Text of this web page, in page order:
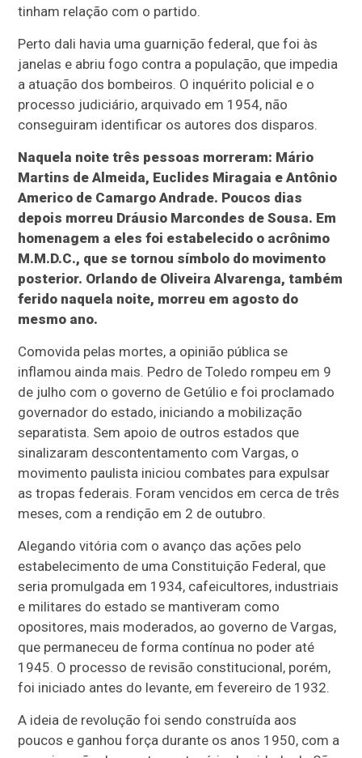
tinham relação com o partido.
Perto dali havia uma guarnição federal, que foi às
janelas e abriu fogo contra a população, que impedia
a atuação dos bombeiros. O inquérito policial e o
processo judiciário, arquivado em 1954, não
conseguiram identificar os autores dos disparos.
Naquela noite três pessoas morreram: Mário
Martins de Almeida, Euclides Miragaia e Antônio
Americo de Camargo Andrade. Poucos dias
depois morreu Dráusio Marcondes de Sousa. Em
homenagem a eles foi estabelecido o acrônimo
M.M.D.C., que se tornou símbolo do movimento
posterior. Orlando de Oliveira Alvarenga, também
ferido naquela noite, morreu em agosto do
mesmo ano.
Comovida pelas mortes, a opinião pública se
inflamou ainda mais. Pedro de Toledo rompeu em 9
de julho com o governo de Getúlio e foi proclamado
governador do estado, iniciando a mobilização
separatista. Sem apoio de outros estados que
sinalizaram descontentamento com Vargas, o
movimento paulista iniciou combates para expulsar
as tropas federais. Foram vencidos em cerca de três
meses, com a rendição em 2 de outubro.
Alegando vitória com o avanço das ações pelo
estabelecimento de uma Constituição Federal, que
seria promulgada em 1934, cafeicultores, industriais
e militares do estado se mantiveram como
opositores, mais moderados, ao governo de Vargas,
que permaneceu de forma contínua no poder até
1945. O processo de revisão constitucional, porém,
foi iniciado antes do levante, em fevereiro de 1932.
A ideia de revolução foi sendo construída aos
poucos e ganhou força durante os anos 1950, com a